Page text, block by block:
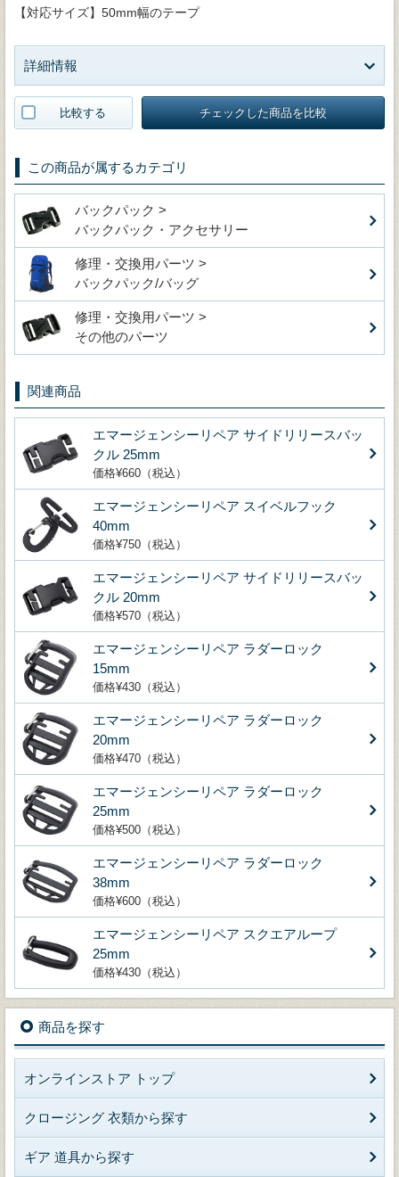
【対応サイズ】50mm幅のテープ
詳細情報
比較する チェックした商品を比較
この商品が属するカテゴリ
バックパック >
バックパック・アクセサリー
修理・交換用パーツ >
バックパック/バッグ
修理・交換用パーツ >
その他のパーツ
関連商品
エマージェンシーリペア サイドリリースバッ
クル 25mm
価格¥660（税込）
エマージェンシーリペア スイベルフック
40mm
価格¥750（税込）
エマージェンシーリペア サイドリリースバッ
クル 20mm
価格¥570（税込）
エマージェンシーリペア ラダーロック
15mm
価格¥430（税込）
エマージェンシーリペア ラダーロック
20mm
価格¥470（税込）
エマージェンシーリペア ラダーロック
25mm
価格¥500（税込）
エマージェンシーリペア ラダーロック
38mm
価格¥600（税込）
エマージェンシーリペア スクエアループ
25mm
価格¥430（税込）
商品を探す
オンラインストア トップ
クロージング 衣類から探す
ギア 道具から探す